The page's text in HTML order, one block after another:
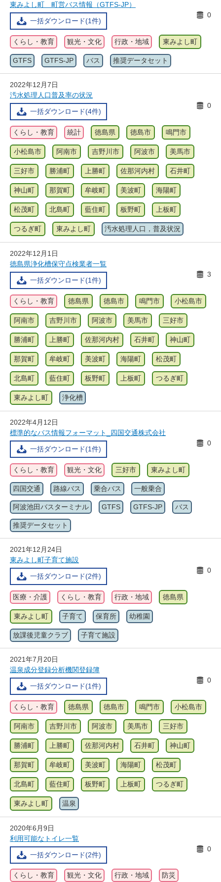
東みよし町 町営バス情報（GTFS-JP）
一括ダウンロード(1件)
0
くらし・教育 観光・文化 行政・地域 東みよし町
GTFS GTFS-JP バス 推奨データセット
2022年12月7日
汚水処理人口普及率の状況
一括ダウンロード(4件)
0
くらし・教育 統計 徳島県 徳島市 鳴門市
小松島市 阿南市 吉野川市 阿波市 美馬市
三好市 勝浦町 上勝町 佐那河内村 石井町
神山町 那賀町 牟岐町 美波町 海陽町
松茂町 北島町 藍住町 板野町 上板町
つるぎ町 東みよし町 汚水処理人口，普及状況
2022年12月1日
徳島県浄化槽保守点検業者一覧
一括ダウンロード(1件)
3
くらし・教育 徳島県 徳島市 鳴門市 小松島市
阿南市 吉野川市 阿波市 美馬市 三好市
勝浦町 上勝町 佐那河内村 石井町 神山町
那賀町 牟岐町 美波町 海陽町 松茂町
北島町 藍住町 板野町 上板町 つるぎ町
東みよし町 浄化槽
2022年4月12日
標準的なバス情報フォーマット_四国交通株式会社
一括ダウンロード(1件)
0
くらし・教育 観光・文化 三好市 東みよし町
四国交通 路線バス 乗合バス 一般乗合
阿波池田バスターミナル GTFS GTFS-JP バス
推奨データセット
2021年12月24日
東みよし町子育て施設
一括ダウンロード(2件)
0
医療・介護 くらし・教育 行政・地域 徳島県
東みよし町 子育て 保育所 幼稚園
放課後児童クラブ 子育て施設
2021年7月20日
温泉成分登録分析機関登録簿
一括ダウンロード(1件)
0
くらし・教育 徳島県 徳島市 鳴門市 小松島市
阿南市 吉野川市 阿波市 美馬市 三好市
勝浦町 上勝町 佐那河内村 石井町 神山町
那賀町 牟岐町 美波町 海陽町 松茂町
北島町 藍住町 板野町 上板町 つるぎ町
東みよし町 温泉
2020年6月9日
利用可能なトイレ一覧
一括ダウンロード(2件)
0
くらし・教育 観光・文化 行政・地域 防災